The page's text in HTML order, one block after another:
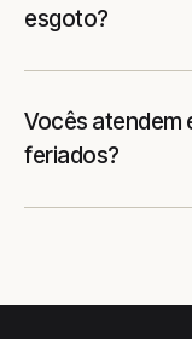
esgoto?
Vocês atendem
feriados?